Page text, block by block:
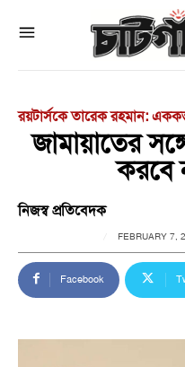
রয়টার্সকে তারেক রহমান:
জামায়াতের
করবে
নিজস্ব প্রতিবেদক
FEBRUARY 7,
Facebook